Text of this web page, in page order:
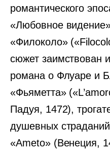
романтического
«Любовное
«Филоколо»
сюжет заимствован
романа о Флуаре и
«Фьяметта»
Падуя, 1472),
душевных
«Ameto» (Венеция,